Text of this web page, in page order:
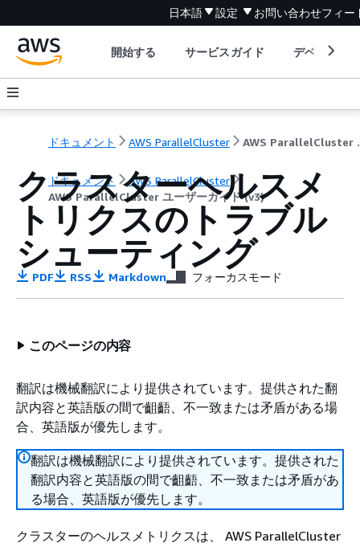
日本語 設定 お問い合わせフィー
開始する サービスガイド デベロッパ
ドキュメント AWS ParallelCluster AWS
ドキュメント
AWS ParallelCluster
AWS ParallelCluster ユーザーガイド (v3)
クラスターヘルスメ
トリクスのトラブル
シューティング
PDF RSS Markdown フォーカスモード
このページの内容
翻訳は機械翻訳により提供されています。提供された翻
訳内容と英語版の間で齟齬、不一致または矛盾がある場
合、英語版が優先します。
翻訳は機械翻訳により提供されています。提供された
翻訳内容と英語版の間で齟齬、不一致または矛盾があ
る場合、英語版が優先します。
クラスターのヘルスメトリクスは、 AWS ParallelCluster